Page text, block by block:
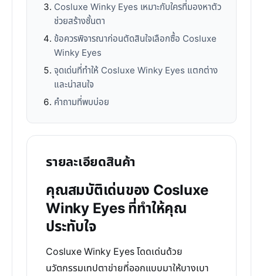
Cosluxe Winky Eyes เหมาะกับใครที่มองหาตัว
ช่วยสร้างชั้นตา
ข้อควรพิจารณาก่อนตัดสินใจเลือกซื้อ Cosluxe
Winky Eyes
จุดเด่นที่ทำให้ Cosluxe Winky Eyes แตกต่าง
และน่าสนใจ
คำถามที่พบบ่อย
รายละเอียดสินค้า
คุณสมบัติเด่นของ Cosluxe
Winky Eyes ที่ทำให้คุณ
ประทับใจ
Cosluxe Winky Eyes โดดเด่นด้วย
นวัตกรรมเทปตาข่ายที่ออกแบบมาให้บางเบา